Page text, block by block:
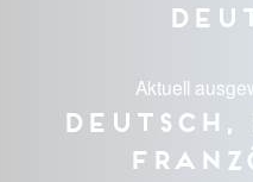
Aktuell
Deutsch,